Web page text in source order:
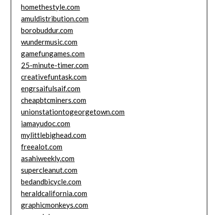
homethestyle.com
amuldistribution.com
borobuddur.com
wundermusic.com
gamefungames.com
25-minute-timer.com
creativefuntask.com
engrsaifulsaif.com
cheapbtcminers.com
unionstationtogeorgetown.com
iamayudoc.com
mylittlebighead.com
freealot.com
asahiweekly.com
supercleanut.com
bedandbicycle.com
heraldcalifornia.com
graphicmonkeys.com